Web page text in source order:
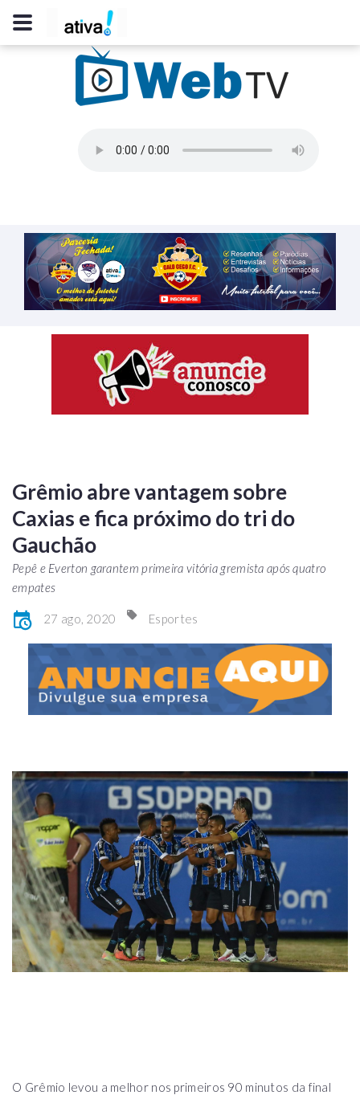
Grêmio abre vantagem sobre
Caxias e fica próximo do tri do
Gauchão
Pepê e Everton garantem primeira vitória gremista após quatro
empates
27 ago, 2020 Esportes
O Grêmio levou a melhor nos primeiros 90 minutos da final